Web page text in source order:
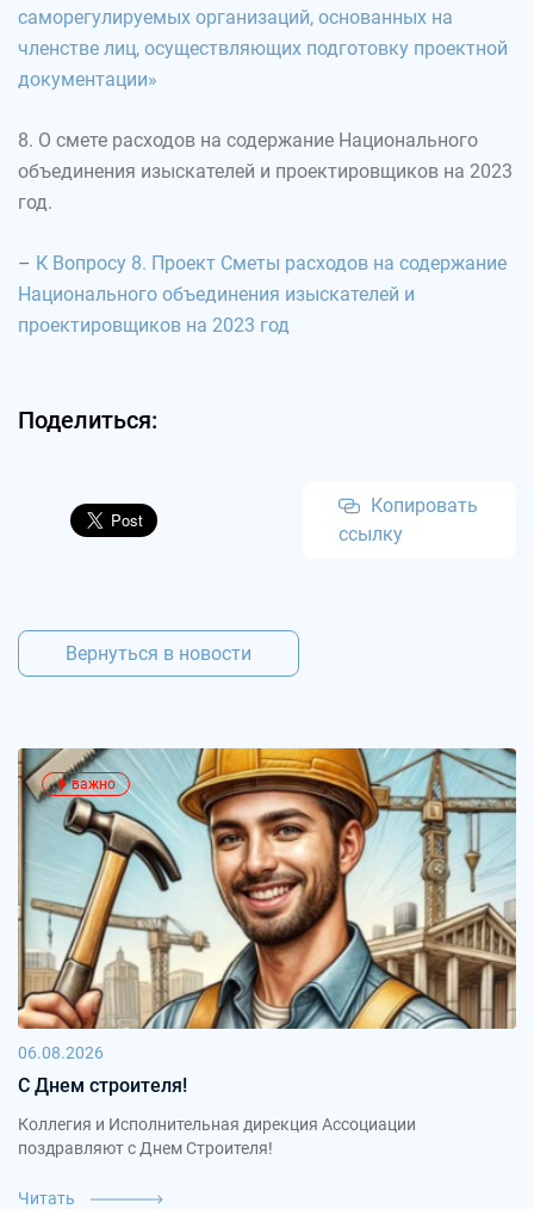
саморегулируемых организаций, основанных на
членстве лиц, осуществляющих подготовку проектной
документации»
8. О смете расходов на содержание Национального
объединения изыскателей и проектировщиков на 2023
год.
– К Вопросу 8. Проект Сметы расходов на содержание
Национального объединения изыскателей и
проектировщиков на 2023 год
Поделиться:
Копировать
ссылку
Вернуться в новости
важно
06.08.2026
С Днем строителя!
Коллегия и Исполнительная дирекция Ассоциации
поздравляют с Днем Строителя!
Читать